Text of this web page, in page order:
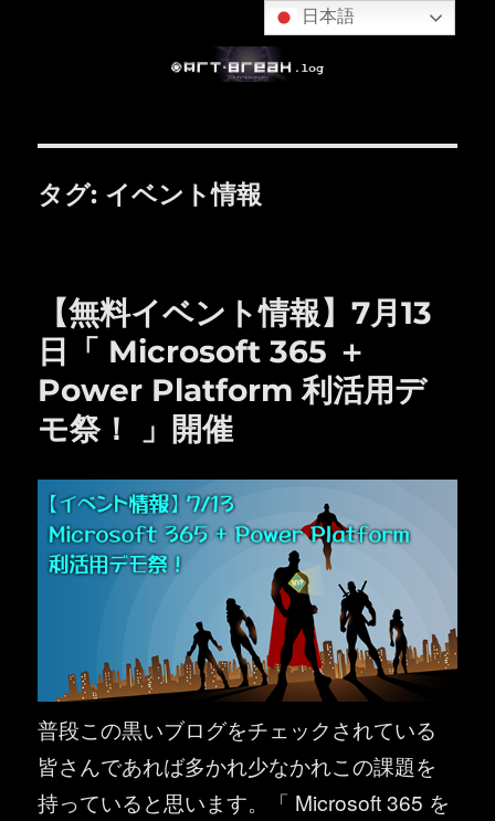
タグ: イベント情報
【無料イベント情報】7月13
日「 Microsoft 365 ＋
Power Platform 利活用デ
モ祭！ 」開催
普段この黒いブログをチェックされている
皆さんであれば多かれ少なかれこの課題を
持っていると思います。「 Microsoft 365 を
日本語